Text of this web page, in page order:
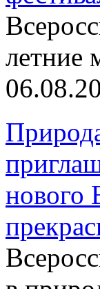
летние
нового